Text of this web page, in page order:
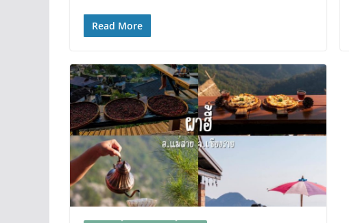
Read More